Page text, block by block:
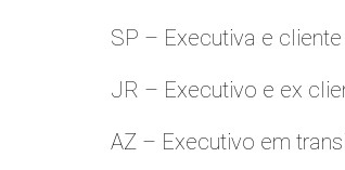
SP – Executiva e
JR – Executivo e ex
AZ – Executivo em